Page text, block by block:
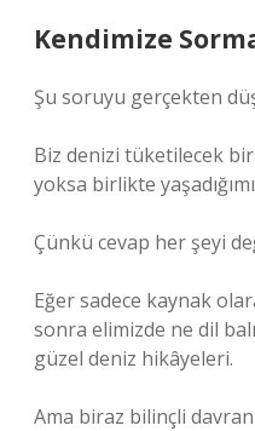
Kendimize
Şu soruyu gerçekten
Biz denizi tüketilecek
yoksa birlikte
Çünkü cevap her şeyi
Eğer sadece kaynak
sonra elimizde ne dil
güzel deniz hikâyeleri.
Ama biraz bilinçli